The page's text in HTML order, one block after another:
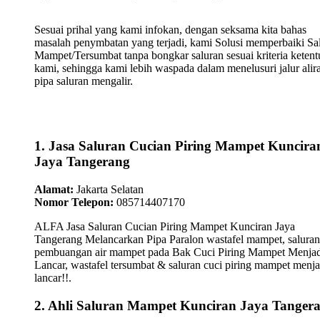
Sesuai prihal yang kami infokan, dengan seksama kita bahas
masalah penymbatan yang terjadi, kami Solusi memperbaiki
Mampet/Tersumbat tanpa bongkar saluran sesuai kriteria
kami, sehingga kami lebih waspada dalam menelusuri jalur
pipa saluran mengalir.
1. Jasa Saluran Cucian Piring Mampet
Jaya Tangerang
Alamat: Jakarta Selatan
Nomor Telepon: 085714407170
ALFA Jasa Saluran Cucian Piring Mampet Kunciran Jaya
Tangerang Melancarkan Pipa Paralon wastafel mampet, saluran
pembuangan air mampet pada Bak Cuci Piring Mampet
Lancar, wastafel tersumbat & saluran cuci piring mampet
lancar!!.
2. Ahli Saluran Mampet Kunciran Jaya